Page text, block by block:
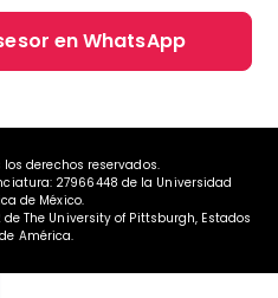
en WhatsApp
los derechos reservados.
27966448 de la Universidad
de México.
The University of Pittsburgh, Estados
América.